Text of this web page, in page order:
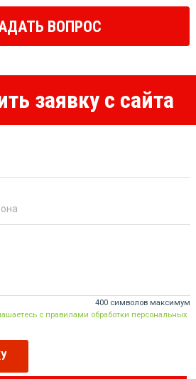
ВОПРОС
заявку с сайта
400 символов максимум
с правилами обработки персональных